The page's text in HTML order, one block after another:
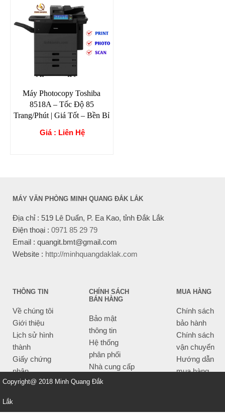
Máy Photocopy Toshiba
8518A – Tốc Độ 85
Trang/Phút | Giá Tốt – Bền Bỉ
Giá : Liên Hệ
MÁY VĂN PHÒNG MINH QUANG ĐẮK LẮK
Địa chỉ : 519 Lê Duẩn, P. Ea Kao, tỉnh Đắk Lắk
Điện thoại : 0971 85 29 79
Email : quangit.bmt@gmail.com
Website : http://minhquangdaklak.com
THÔNG TIN
Về chúng tôi
Giới thiệu
Lịch sử hình
thành
Giấy chứng
nhận
CHÍNH SÁCH
BÁN HÀNG
Bảo mật
thông tin
Hệ thống
phân phối
Nhà cung cấp
Tiêu chí bán
MUA HÀNG
Chính sách
bảo hành
Chính sách
vận chuyển
Hướng dẫn
mua hàng
Copyright@ 2018 Minh Quang Đắk
Lắk